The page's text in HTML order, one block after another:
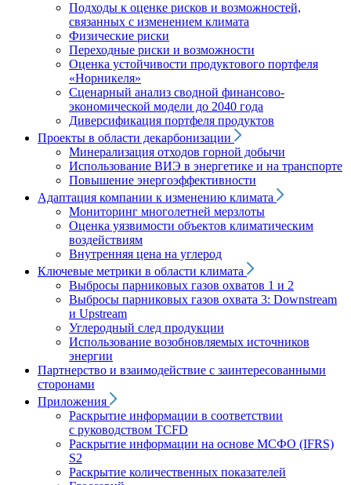
Подходы к оценке рисков и возможностей,
связанных с изменением климата
Физические риски
Переходные риски и возможности
Оценка устойчивости продуктового портфеля
«Норникеля»
Сценарный анализ сводной финансово-
экономической модели до 2040 года
Диверсификация портфеля продуктов
Проекты в области декарбонизации
Минерализация отходов горной добычи
Использование ВИЭ в энергетике и на транспорте
Повышение энергоэффективности
Адаптация компании к изменению климата
Мониторинг многолетней мерзлоты
Оценка уязвимости объектов климатическим
воздействиям
Внутренняя цена на углерод
Ключевые метрики в области климата
Выбросы парниковых газов охватов 1 и 2
Выбросы парниковых газов охвата 3: Downstream
и Upstream
Углеродный след продукции
Использование возобновляемых источников
энергии
Партнерство и взаимодействие с заинтересованными
сторонами
Приложения
Раскрытие информации в соответствии
с руководством TCFD
Раскрытие информации на основе МСФО (IFRS)
S2
Раскрытие количественных показателей